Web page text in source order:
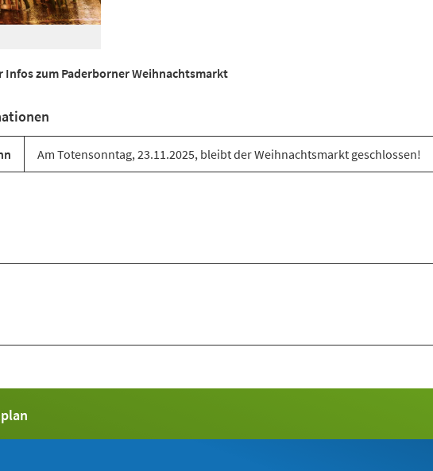
Infos zum Paderborner Weihnachtsmarkt
Am Totensonntag, 23.11.2025, bleibt der Weihnachtsmarkt geschlossen!